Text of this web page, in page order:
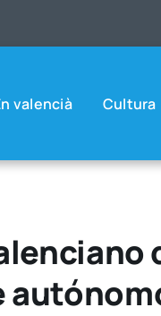
valen­cià Cul­tu­ra